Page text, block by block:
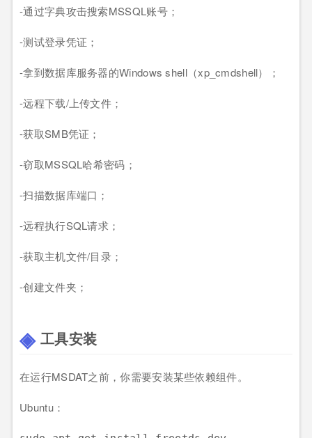
-通过字典攻击搜索MSSQL账号；
-测试登录凭证；
-拿到数据库服务器的Windows shell（xp_cmdshell）；
-远程下载/上传文件；
-获取SMB凭证；
-窃取MSSQL哈希密码；
-扫描数据库端口；
-远程执行SQL请求；
-获取主机文件/目录；
-创建文件夹；
工具安装
在运行MSDAT之前，你需要安装某些依赖组件。
Ubuntu：